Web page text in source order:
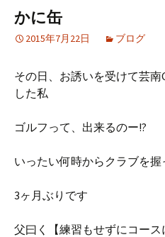
かに缶
2015年7月22日 ブログ
その日、お誘いを受けて芸
した私
ゴルフって、出来るのー!?
いったい何時からクラブを
3ヶ月ぶりです
父曰く【練習もせずにコース